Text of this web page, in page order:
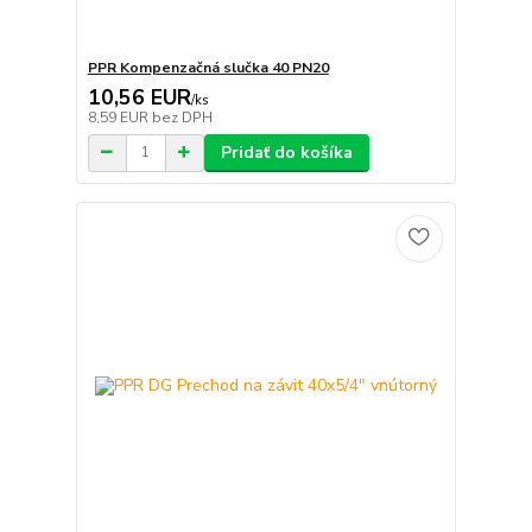
PPR Kompenzačná slučka 40 PN20
10,56 EUR/ks
8,59 EUR bez DPH
Pridať do košíka